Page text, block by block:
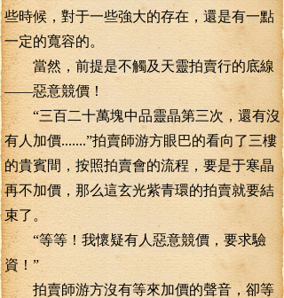
些時候，對于一些強大的存在，還是有一點
一定的寬容的。
當然，前提是不觸及天靈拍賣行的底線
——惡意競價！
“三百二十萬塊中品靈晶第三次，還有沒
有人加價.......”拍賣師游方眼巴的看向了三樓
的貴賓間，按照拍賣會的流程，要是于寒晶
再不加價，那么這玄光紫青環的拍賣就要結
束了。
“等等！我懷疑有人惡意競價，要求驗
資！”
拍賣師游方沒有等來加價的聲音，卻等